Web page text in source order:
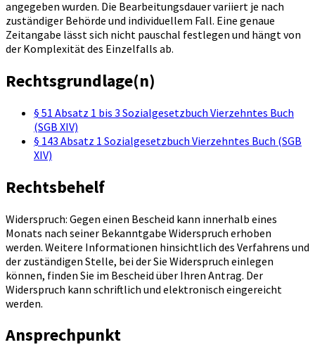
angegeben wurden. Die Bearbeitungsdauer variiert je nach
zuständiger Behörde und individuellem Fall. Eine genaue
Zeitangabe lässt sich nicht pauschal festlegen und hängt von
der Komplexität des Einzelfalls ab.
Rechtsgrundlage(n)
§ 51 Absatz 1 bis 3 Sozialgesetzbuch Vierzehntes Buch
(SGB XIV)
§ 143 Absatz 1 Sozialgesetzbuch Vierzehntes Buch (SGB
XIV)
Rechtsbehelf
Widerspruch: Gegen einen Bescheid kann innerhalb eines
Monats nach seiner Bekanntgabe Widerspruch erhoben
werden. Weitere Informationen hinsichtlich des Verfahrens und
der zuständigen Stelle, bei der Sie Widerspruch einlegen
können, finden Sie im Bescheid über Ihren Antrag. Der
Widerspruch kann schriftlich und elektronisch eingereicht
werden.
Ansprechpunkt